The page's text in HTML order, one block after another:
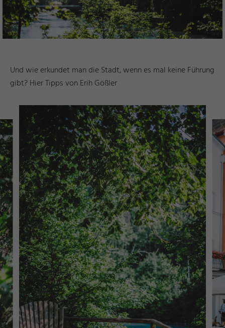
Und wie erkundet man die Stadt, wenn es mal keine Führung
gibt? Hier Tipps von Erih Gößler